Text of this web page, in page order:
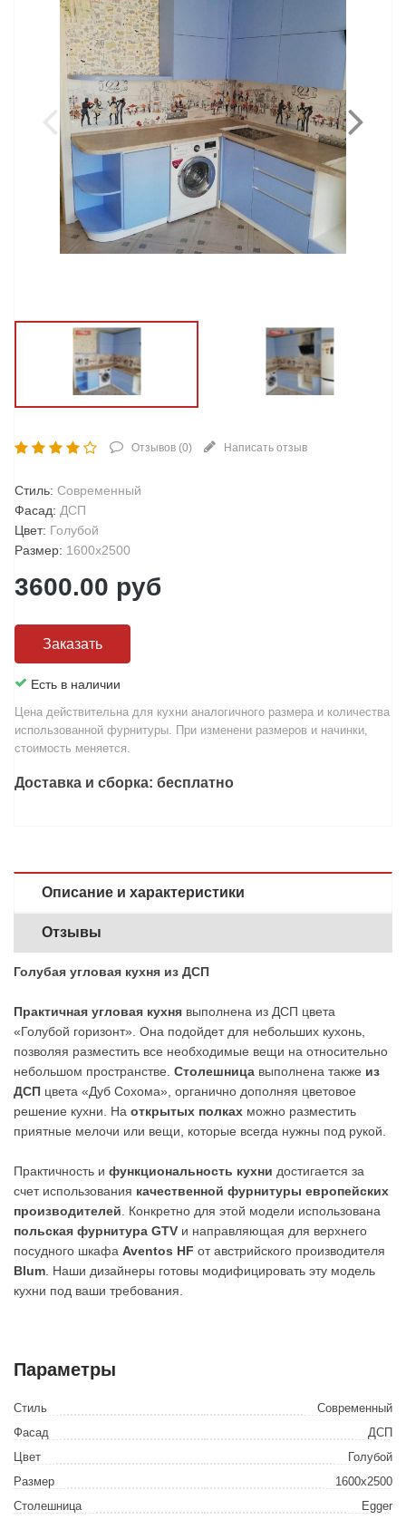
Отзывов (0) Написать отзыв
Стиль: Современный
Фасад: ДСП
Цвет: Голубой
Размер: 1600х2500
3600.00 руб
Заказать
Есть в наличии
Цена действительна для кухни аналогичного размера и количества
использованной фурнитуры. При изменени размеров и начинки,
стоимость меняется.
Доставка и сборка: бесплатно
Описание и характеристики
Отзывы
Голубая угловая кухня из ДСП
Практичная угловая кухня выполнена из ДСП цвета
«Голубой горизонт». Она подойдет для небольших кухонь,
позволяя разместить все необходимые вещи на относительно
небольшом пространстве. Столешница выполнена также из
ДСП цвета «Дуб Сохома», органично дополняя цветовое
решение кухни. На открытых полках можно разместить
приятные мелочи или вещи, которые всегда нужны под рукой.
Практичность и функциональность кухни достигается за
счет использования качественной фурнитуры европейских
производителей . Конкретно для этой модели использована
польская фурнитура GTV и направляющая для верхнего
посудного шкафа Aventos HF от австрийского производителя
Blum . Наши дизайнеры готовы модифицировать эту модель
кухни под ваши требования.
Параметры
Стиль
Современный
Фасад
ДСП
Цвет
Голубой
Размер
1600х2500
Столешница
Egger